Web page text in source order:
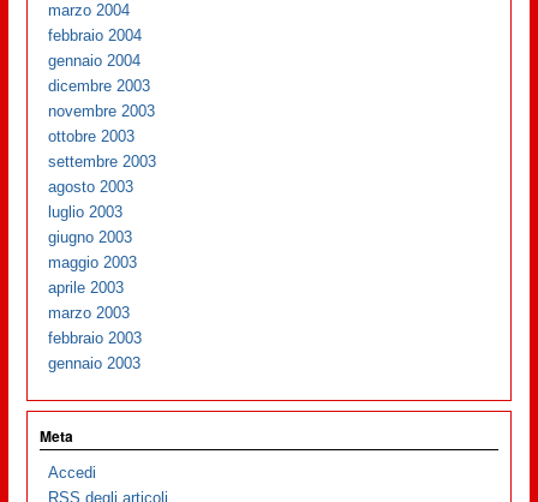
marzo 2004
febbraio 2004
gennaio 2004
dicembre 2003
novembre 2003
ottobre 2003
settembre 2003
agosto 2003
luglio 2003
giugno 2003
maggio 2003
aprile 2003
marzo 2003
febbraio 2003
gennaio 2003
Meta
Accedi
RSS degli articoli